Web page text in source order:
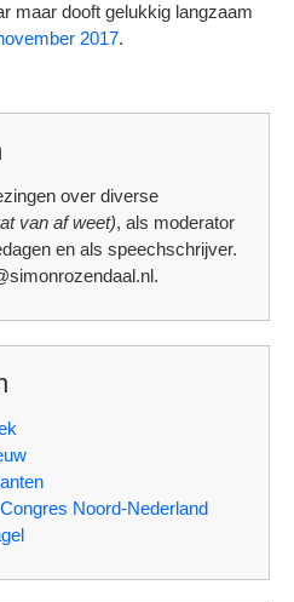
maar dooft gelukkig langzaam
2017.
over diverse
van af weet), als moderator
en als speechschrijver.
Noord-Nederland